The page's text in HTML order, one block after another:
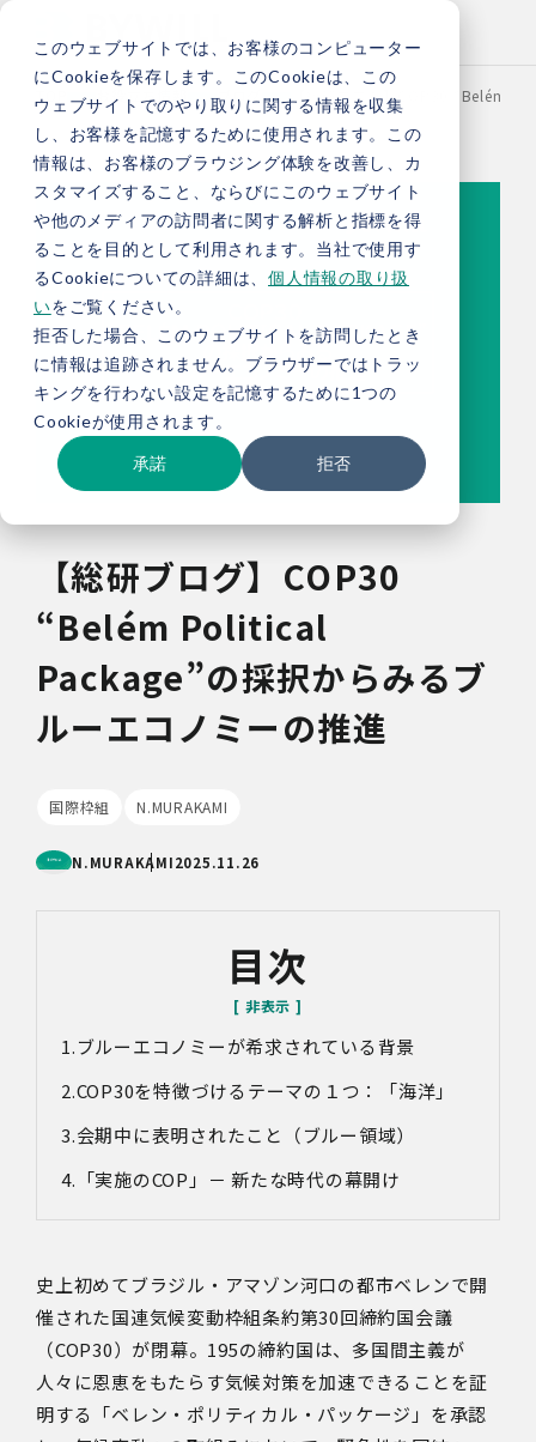
このウェブサイトでは、お客様のコンピューター
にCookieを保存します。このCookieは、この
ウェブサイトでのやり取りに関する情報を収集
し、お客様を記憶するために使用されます。この
情報は、お客様のブラウジング体験を改善し、カ
スタマイズすること、ならびにこのウェブサイト
や他のメディアの訪問者に関する解析と指標を得
ることを目的として利用されます。当社で使用す
るCookieについての詳細は、 個人情報の取り扱
いをご覧ください。
拒否した場合、このウェブサイトを訪問したとき
に情報は追跡されません。ブラウザーではトラッ
キングを行わない設定を記憶するために1つの
Cookieが使用されます。
承諾 拒否
TOP お役立ち情報 ブログ 【総研ブログ】COP30 “Belém
【総研ブログ】COP30
“Belém Political
Package”の採択からみるブ
ルーエコノミーの推進
国際枠組 N.MURAKAMI
N.MURAKAMI2025.11.26
目次
ブルーエコノミーが希求されている背景
COP30を特徴づけるテーマの１つ：「海洋」
会期中に表明されたこと（ブルー領域）
「実施のCOP 」－ 新たな時代の幕開け
史上初めてブラジル・アマゾン河口の都市ベレンで開
催された国連気候変動枠組条約第30回締約国会議
（COP30）が閉幕。 195の締約国は、多国間主義が
人々に恩恵をもたらす気候対策を加速できることを証
明する「ベレン・ポリティカル・パッケージ」を承認